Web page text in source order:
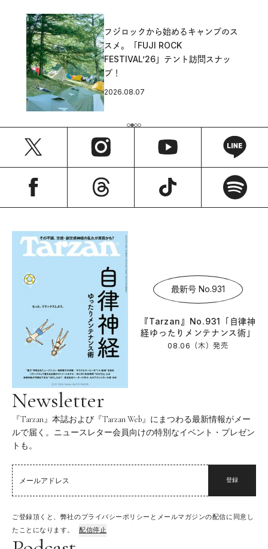
フジロックから始めるキャンプのス
スメ。「FUJI ROCK
FESTIVAL’26」テント訪問スナッ
プ！
2026.08.07
最新号 No.931
『Tarzan』No.931「自律神
経ゆったりメンテナンス術」
08.06（木）発売
Newsletter
『Tarzan』本誌および『Tarzan Web』にまつわる最新情報がメー
ルで届く。ニュースレター会員向けの特別なイベント・プレゼン
トも。
登録
ご登録頂くと、弊社のプライバシーポリシーとメールマガジンの配信に同意し
たことになります。
配信停止